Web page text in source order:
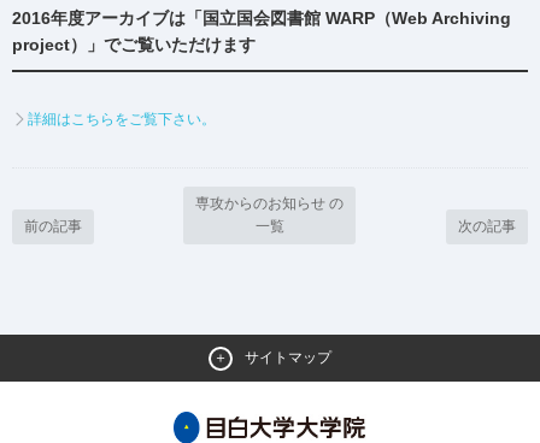
2016年度アーカイブは「国立国会図書館 WARP（Web Archiving
project）」でご覧いただけます
詳細はこちらをご覧下さい。
前の記事
専攻からのお知らせ の
一覧
次の記事
サイトマップ